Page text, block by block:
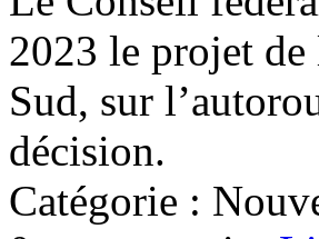
2023 le projet
Sud, sur
décision.
Catégorie :